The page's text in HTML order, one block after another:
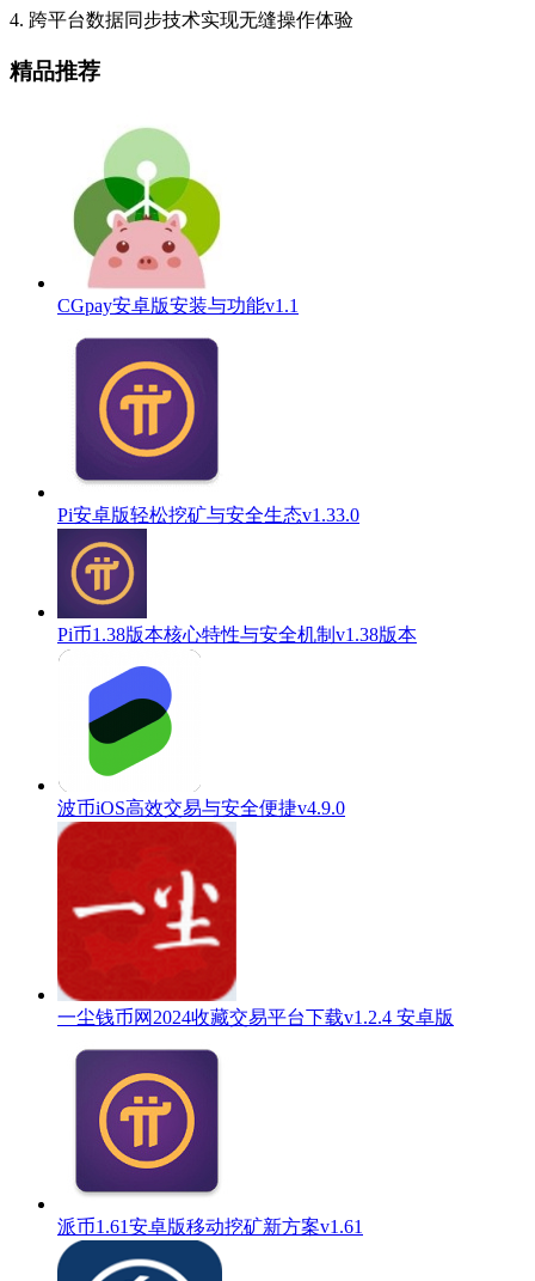
4. 跨平台数据同步技术实现无缝操作体验
精品推荐
CGpay安卓版安装与功能v1.1
Pi安卓版轻松挖矿与安全生态v1.33.0
Pi币1.38版本核心特性与安全机制v1.38版本
波币iOS高效交易与安全便捷v4.9.0
一尘钱币网2024收藏交易平台下载v1.2.4 安卓版
派币1.61安卓版移动挖矿新方案v1.61